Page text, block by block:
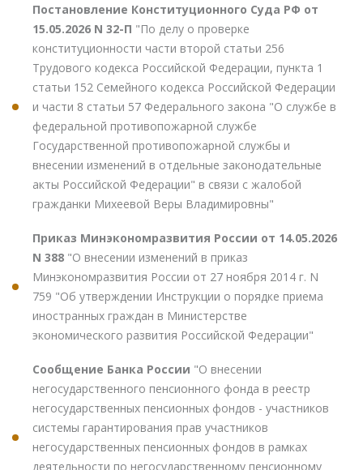
Постановление Конституционного Суда РФ от
15.05.2026 N 32-П "По делу о проверке
конституционности части второй статьи 256
Трудового кодекса Российской Федерации, пункта 1
статьи 152 Семейного кодекса Российской Федерации
и части 8 статьи 57 Федерального закона "О службе в
федеральной противопожарной службе
Государственной противопожарной службы и
внесении изменений в отдельные законодательные
акты Российской Федерации" в связи с жалобой
гражданки Михеевой Веры Владимировны"
Приказ Минэкономразвития России от 14.05.2026
N 388 "О внесении изменений в приказ
Минэкономразвития России от 27 ноября 2014 г. N
759 "Об утверждении Инструкции о порядке приема
иностранных граждан в Министерстве
экономического развития Российской Федерации"
Сообщение Банка России "О внесении
негосударственного пенсионного фонда в реестр
негосударственных пенсионных фондов - участников
системы гарантирования прав участников
негосударственных пенсионных фондов в рамках
деятельности по негосударственному пенсионному